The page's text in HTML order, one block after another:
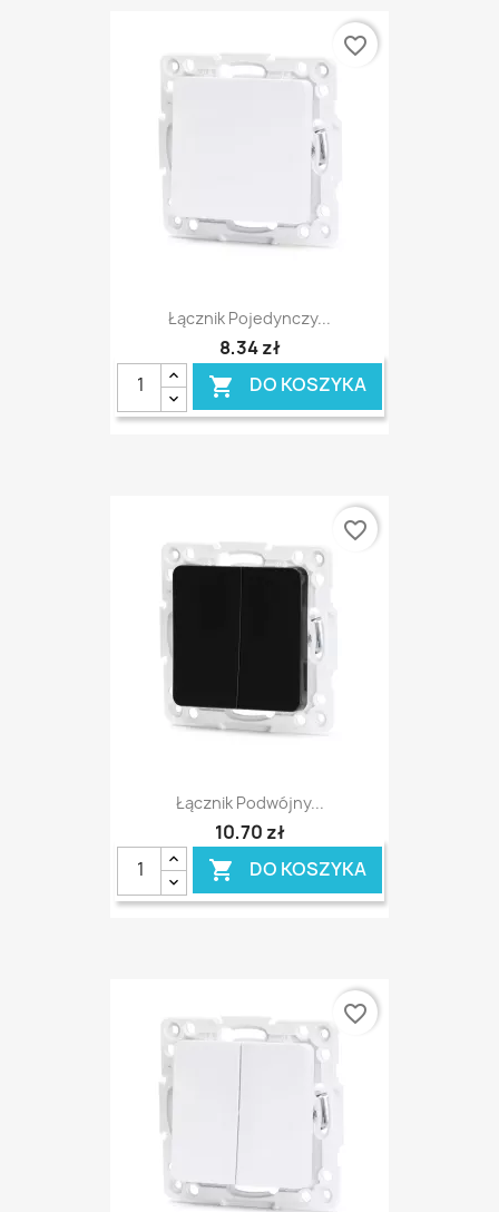
Łącznik Pojedynczy...
8,34 zł
 DO KOSZYKA
favorite_border
Łącznik Podwójny...
10,70 zł
 DO KOSZYKA
favorite_border
favorite_border